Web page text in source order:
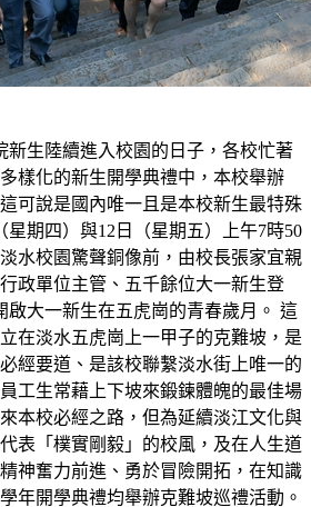
新生陸續進入校園的日子，各校忙著
樣化的新生開學典禮中，本校舉辦
可說是國內唯一且是本校新生最特殊
星期四）與12日（星期五）上午7時50
水校園驚聲銅像前，由校長張家宜親
政單位主管、五千餘位大一新生登
啟大一新生在五虎崗的青春歲月。 這
在淡水五虎崗上一甲子的克難坡，是
經要道、是該校聯繫淡水街上唯一的
工生常藉上下坡來鍛鍊體魄的最佳場
本校必經之路，但為延續淡江文化與
表「樸實剛毅」的校風，及在人生道
神奮力前進、勇於冒險開拓，在知識
年開學典禮均舉辦克難坡巡禮活動。